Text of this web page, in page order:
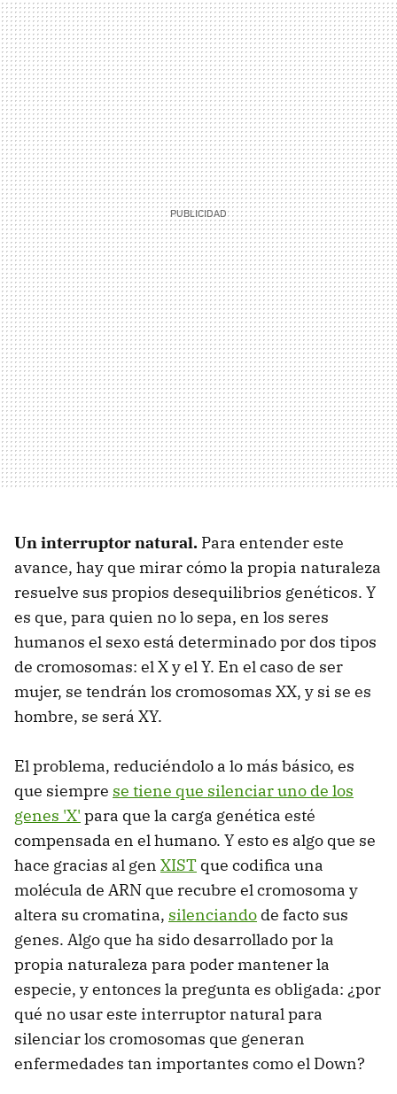
Un interruptor natural. Para entender este
avance, hay que mirar cómo la propia naturaleza
resuelve sus propios desequilibrios genéticos. Y
es que, para quien no lo sepa, en los seres
humanos el sexo está determinado por dos tipos
de cromosomas: el X y el Y. En el caso de ser
mujer, se tendrán los cromosomas XX, y si se es
hombre, se será XY.
El problema, reduciéndolo a lo más básico, es
que siempre se tiene que silenciar uno de los
genes 'X' para que la carga genética esté
compensada en el humano. Y esto es algo que se
hace gracias al gen XIST que codifica una
molécula de ARN que recubre el cromosoma y
altera su cromatina, silenciando de facto sus
genes. Algo que ha sido desarrollado por la
propia naturaleza para poder mantener la
especie, y entonces la pregunta es obligada: ¿por
qué no usar este interruptor natural para
silenciar los cromosomas que generan
enfermedades tan importantes como el Down?